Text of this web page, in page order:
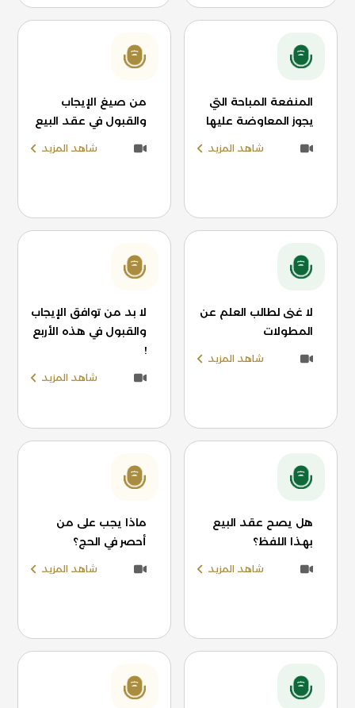
المنفعة المباحة التي
يجوز المعاوضة عليها
شاهد المزيد
من صيغ الإيجاب
والقبول في عقد البيع
شاهد المزيد
لا غنى لطالب العلم عن
المطولات
شاهد المزيد
لا بد من توافق الإيجاب
والقبول في هذه الأربع
!
شاهد المزيد
هل يصح عقد البيع
بهذا اللفظ؟
شاهد المزيد
ماذا يجب على من
أحصر في الحج؟
شاهد المزيد